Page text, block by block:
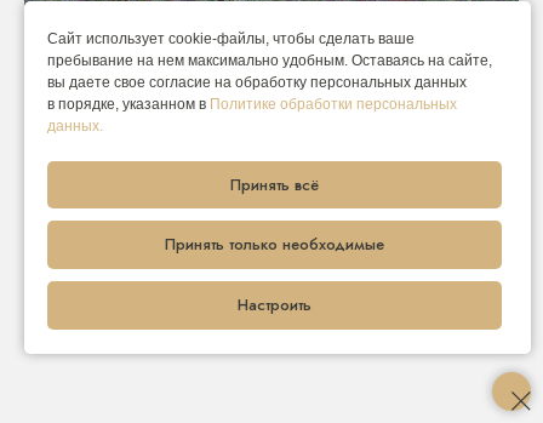
Сайт использует cookie-файлы, чтобы сделать ваше
пребывание на нем максимально удобным. Оставаясь на сайте,
вы даете свое согласие на обработку персональных данных
в порядке, указанном в Политике обработки персональных
данных.
Принять всё
Принять только необходимые
Настроить